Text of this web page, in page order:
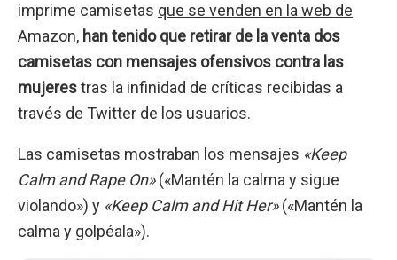
imprime camisetas que se venden en la web de
Amazon, han tenido que retirar de la venta dos
camisetas con mensajes ofensivos contra las
mujerestras la infinidad de críticas recibidas a
través de Twitter de los usuarios.
Las camisetas mostraban los mensajes «Keep
Calm and Rape On»(«Mantén la calma y sigue
violando») y «Keep Calm and Hit Her»(«Mantén la
calma y golpéala»).